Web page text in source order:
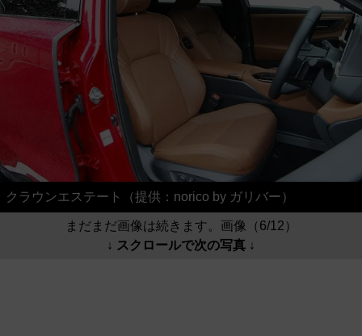
クラウンエステート（提供：norico by ガリバー）
まだまだ画像は続きます。画像（6/12）
↓ スクロールで次の写真 ↓